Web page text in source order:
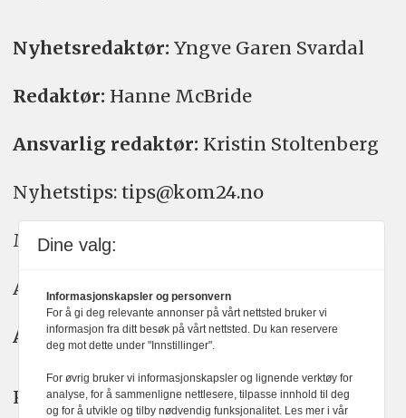
Nyhetsredaktør: Yngve Garen Svardal
Redaktør: Hanne McBride
Ansvarlig redaktør: Kristin Stoltenberg
Nyhetstips: tips@kom24.no
Meninger: meninger@kom24.no
Annonse: annonse@watchmedia.no
Abonnement:kom24@watchmedia.no
KOM24 arbeider etter Vær Varsom-
Dine valg:
Informasjonskapsler og personvern
For å gi deg relevante annonser på vårt nettsted bruker vi
informasjon fra ditt besøk på vårt nettsted. Du kan reservere
deg mot dette under "Innstillinger".
For øvrig bruker vi informasjonskapsler og lignende verktøy for
analyse, for å sammenligne nettlesere, tilpasse innhold til deg
og for å utvikle og tilby nødvendig funksjonalitet. Les mer i vår